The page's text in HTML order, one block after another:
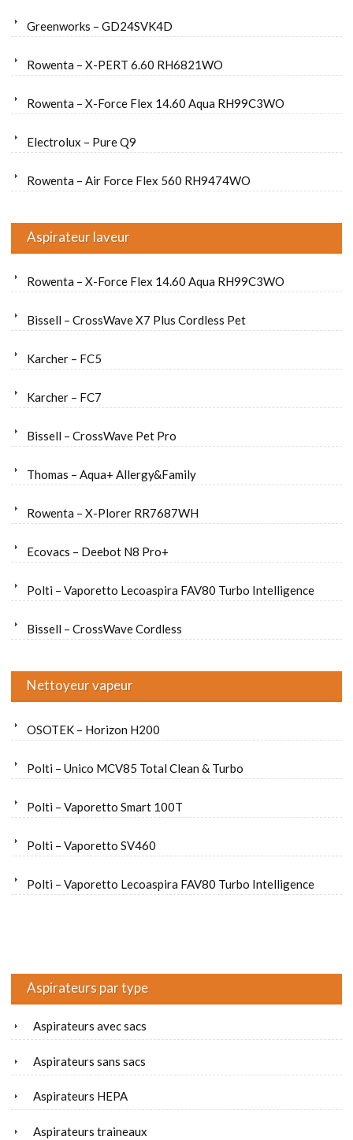
Greenworks – GD24SVK4D
Rowenta – X-PERT 6.60 RH6821WO
Rowenta – X-Force Flex 14.60 Aqua RH99C3WO
Electrolux – Pure Q9
Rowenta – Air Force Flex 560 RH9474WO
Aspirateur laveur
Rowenta – X-Force Flex 14.60 Aqua RH99C3WO
Bissell – CrossWave X7 Plus Cordless Pet
Karcher – FC5
Karcher – FC7
Bissell – CrossWave Pet Pro
Thomas – Aqua+ Allergy&Family
Rowenta – X-Plorer RR7687WH
Ecovacs – Deebot N8 Pro+
Polti – Vaporetto Lecoaspira FAV80 Turbo Intelligence
Bissell – CrossWave Cordless
Nettoyeur vapeur
OSOTEK – Horizon H200
Polti – Unico MCV85 Total Clean & Turbo
Polti – Vaporetto Smart 100T
Polti – Vaporetto SV460
Polti – Vaporetto Lecoaspira FAV80 Turbo Intelligence
Aspirateurs par type
Aspirateurs avec sacs
Aspirateurs sans sacs
Aspirateurs HEPA
Aspirateurs traineaux